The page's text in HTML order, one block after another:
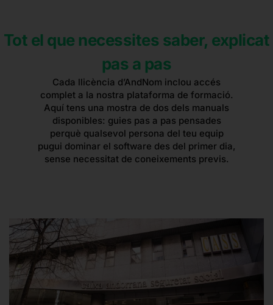
Tot el que necessites saber, explicat
pas a pas
Cada llicència d’AndNom inclou accés
complet a la nostra plataforma de formació.
Aquí tens una mostra de dos dels manuals
disponibles: guies pas a pas pensades
perquè qualsevol persona del teu equip
pugui dominar el software des del primer dia,
sense necessitat de coneixements previs.